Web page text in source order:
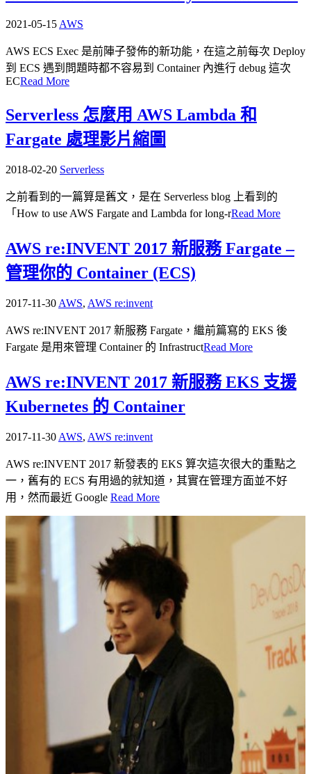
2021-05-15 AWS
AWS ECS Exec 是前陣子發佈的新功能，在這之前每次 Deploy
到 ECS 遇到問題時都不容易到 Container 內進行 debug 這次
ECRead More
Serverless 怎麼用 AWS Lambda 和
Fargate 處理影片縮圖
2018-02-20 Serverless
之前看到的一篇算是舊文，是在 Serverless blog 上看到的
「How to use AWS Fargate and Lambda for long-rRead More
AWS re:INVENT 2017 新服務 Fargate –
管理你的 Container (ECS)
2017-11-30 AWS, AWS re:invent
AWS re:INVENT 2017 新服務 Fargate，繼前篇寫的 EKS 後
Fargate 是用來管理 Container 的 InfrastructRead More
AWS re:INVENT 2017 新服務 EKS 支援
Kubernetes 的 Container
2017-11-30 AWS, AWS re:invent
AWS re:INVENT 2017 新發表的 EKS 算次這次很大的重點之
一，舊有的 ECS 有用過的就知道，其實在管理方面並不好
用，然而最近 Google Read More